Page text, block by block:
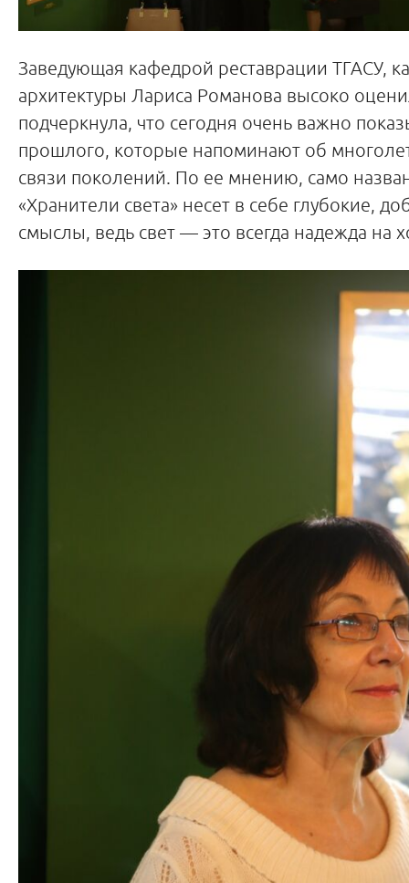
Заведующая кафедрой реставрации ТГАСУ,
архитектуры Лариса Романова высоко
подчеркнула, что сегодня очень важно
прошлого, которые напоминают об
связи поколений. По ее мнению, само
«Хранители света» несет в себе глубокие,
смыслы, ведь свет — это всегда надежда на